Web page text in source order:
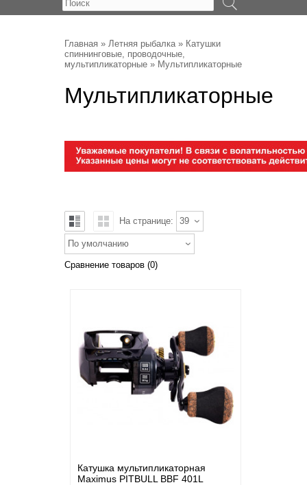
Главная » Летняя рыбалка» Катушки
спиннинговые, проводочные,
мультипликаторные » Мультипликаторные
Мультипликаторные
На странице: 39
По умолчанию
Сравнение товаров (0)
Катушка мультипликаторная
Maximus PITBULL BBF 401L